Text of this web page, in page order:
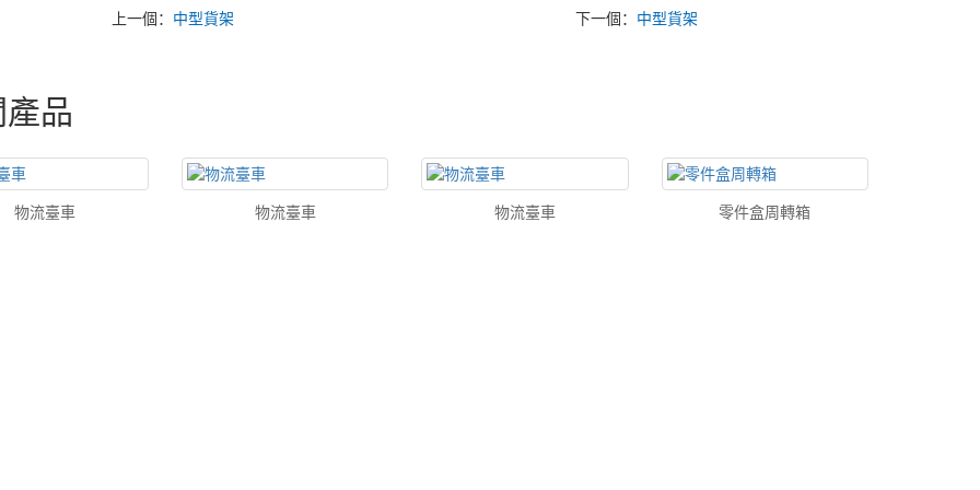
上一個： 中型貨架 下一個： 中型貨架
品
物流臺車 物流臺車 物流臺車 零件盒周轉箱